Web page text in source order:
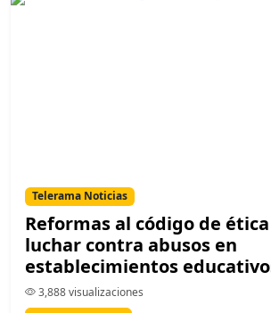
Telerama Noticias
Reformas al código de
luchar contra abusos en
establecimientos
3,888 visualizaciones